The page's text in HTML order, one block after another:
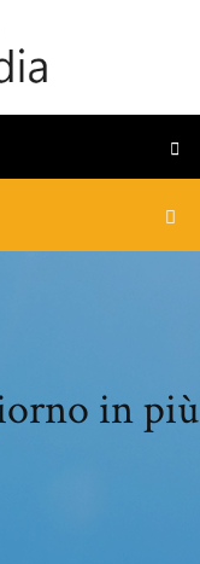
in più